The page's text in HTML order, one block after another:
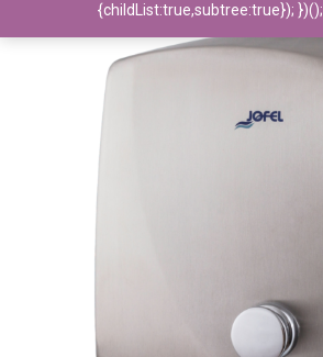
{childList:true,subtree:true}); })();